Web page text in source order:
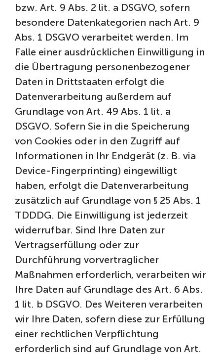
bzw. Art. 9 Abs. 2 lit. a DSGVO, sofern
besondere Datenkategorien nach Art. 9
Abs. 1 DSGVO verarbeitet werden. Im
Falle einer ausdrücklichen Einwilligung in
die Übertragung personenbezogener
Daten in Drittstaaten erfolgt die
Datenverarbeitung außerdem auf
Grundlage von Art. 49 Abs. 1 lit. a
DSGVO. Sofern Sie in die Speicherung
von Cookies oder in den Zugriff auf
Informationen in Ihr Endgerät (z. B. via
Device-Fingerprinting) eingewilligt
haben, erfolgt die Datenverarbeitung
zusätzlich auf Grundlage von § 25 Abs. 1
TDDDG. Die Einwilligung ist jederzeit
widerrufbar. Sind Ihre Daten zur
Vertragserfüllung oder zur
Durchführung vorvertraglicher
Maßnahmen erforderlich, verarbeiten wir
Ihre Daten auf Grundlage des Art. 6 Abs.
1 lit. b DSGVO. Des Weiteren verarbeiten
wir Ihre Daten, sofern diese zur Erfüllung
einer rechtlichen Verpflichtung
erforderlich sind auf Grundlage von Art.